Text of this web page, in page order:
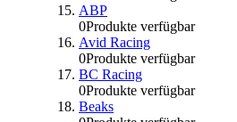
ABP
0Produkte verfügbar
Avid Racing
0Produkte verfügbar
BC Racing
0Produkte verfügbar
Beaks